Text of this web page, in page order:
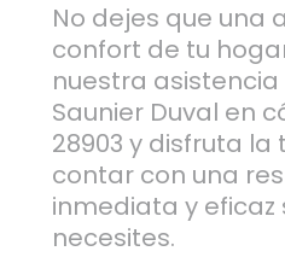
No dejes que una
confort de tu
nuestra
Saunier Duval en
28903 y disfruta
contar con una
inmediata y eficaz
necesites.